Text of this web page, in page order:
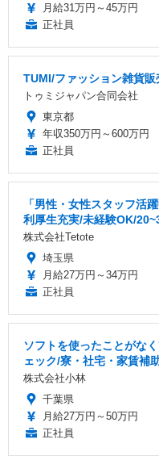
月給31万円～45万円
正社員
TUMI/ファッション雑貨
トゥミジャパン合同会社
東京都
年収350万円～600万円
正社員
「男性・女性スタッフ活
利厚生充実/未経験OK/
株式会社Tetote
埼玉県
月給27万円～34万円
正社員
ソフトを使ったことがな
ェック/寮・社宅・家賃補
株式会社小林
千葉県
月給27万円～50万円
正社員